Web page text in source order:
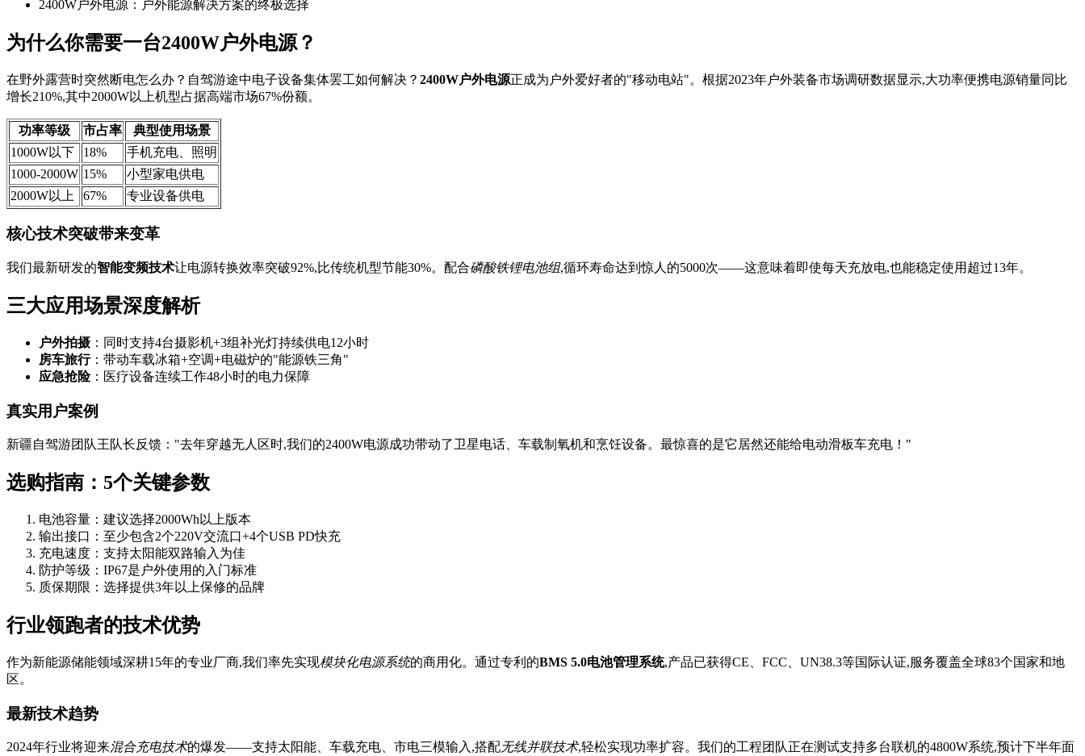
2400W户外电源：户外能源解决方案的终极选择
为什么你需要一台2400W户外电源？
在野外露营时突然断电怎么办？自驾游途中电子设备集体罢工如何解决？ 2400W户外电源正成为户外爱好者的"移动电站"。根据2023年户外装备市场调研数据显示,大功率便携电源销量同比
增长210%,其中2000W以上机型占据高端市场67%份额。
功率等级 市占率
典型使用场景
1000W以下
18%
手机充电、照明
1000-2000W 15%
小型家电供电
2000W以上
67% 专业设备供电
核心技术突破带来变革
我们最新研发的智能变频技术让电源转换效率突破92%,比传统机型节能30%。配合磷酸铁锂电池组,循环寿命达到惊人的5000次——这意味着即使每天充放电,也能稳定使用超过13年。
三大应用场景深度解析
户外拍摄 ：同时支持4台摄影机+3组补光灯持续供电12小时
房车旅行：带动车载冰箱+空调+电磁炉的"能源铁三角"
应急抢险：医疗设备连续工作48小时的电力保障
真实用户案例
新疆自驾游团队王队长反馈："去年穿越无人区时,我们的2400W电源成功带动了卫星电话、车载制氧机和烹饪设备。最惊喜的是它居然还能给电动滑板车充电！"
选购指南：5个关键参数
电池容量：建议选择2000Wh以上版本
输出接口：至少包含2个220V交流口+4个USB PD快充
充电速度：支持太阳能双路输入为佳
防护等级：IP67是户外使用的入门标准
质保期限：选择提供3年以上保修的品牌
行业领跑者的技术优势
作为新能源储能领域深耕15年的专业厂商,我们率先实现模块化电源系统的商用化。通过专利的BMS 5.0电池管理系统,产品已获得CE、FCC、UN38.3等国际认证,服务覆盖全球83个国家和地
区。
最新技术趋势
2024年行业将迎来混合充电技术的爆发——支持太阳能、车载充电、市电三模输入,搭配无线并联技术,轻松实现功率扩容。我们的工程团队正在测试支持多台联机的4800W系统,预计下半年面